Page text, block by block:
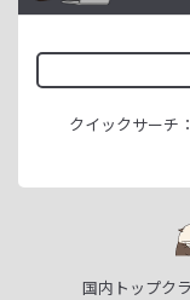
クイックサーチ：
国内トップク